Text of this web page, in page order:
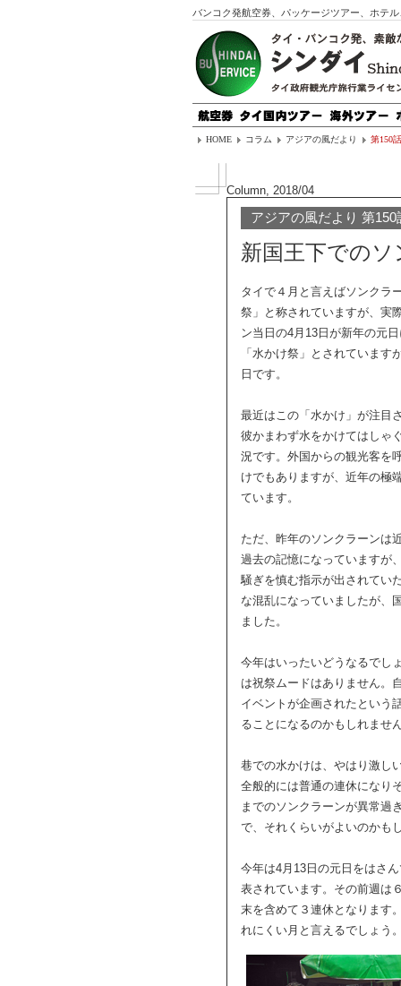
バンコク発航空券、パッケージツアー、ホテ
HOME コラム アジアの風だより 第150
Column, 2018/04
アジアの風だより 第150
新国王下での
タイで４月と言えばソンクラ
祭」と称されていますが、実
ン当日の4月13日が新年の元
「水かけ祭」とされていま
日です。
最近はこの「水かけ」が注目
彼かまわず水をかけてはしゃ
況です。外国からの観光客を
けでもありますが、近年の極
ています。
ただ、昨年のソンクラーンは
過去の記憶になっていますが
騒ぎを慎む指示が出されてい
な混乱になっていましたが、
ました。
今年はいったいどうなるでし
は祝祭ムードはありません。
イベントが企画されたという
ることになるのかもしれませ
巷での水かけは、やはり激し
全般的には普通の連休になり
までのソンクラーンが異常過
で、それくらいがよいのかも
今年は4月13日の元日をはさ
表されています。その前週は
末を含めて３連休となります
れにくい月と言えるでしょう